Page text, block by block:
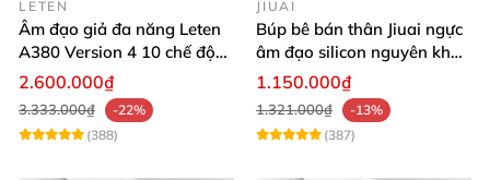
LETEN
Âm đạo giả đa năng Leten
A380 Version 4 10 chế độ
bú mút sục
2.600.000₫
3.333.000₫
-22%
(388)
JIUAI
Búp bê bán thân Jiuai ngực
âm đạo silicon nguyên khối
cao cấp
1.150.000₫
1.321.000₫
-13%
(387)